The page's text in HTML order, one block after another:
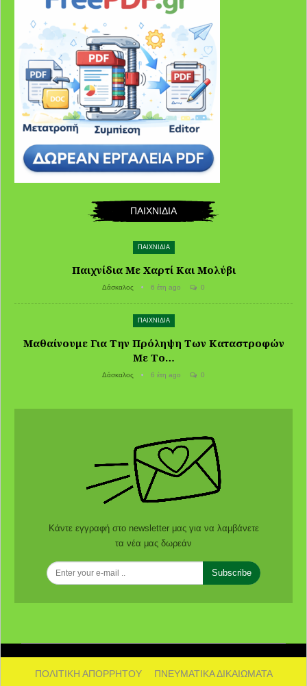
ΠΑΙΧΝΙΔΙΑ
ΠΑΙΧΝΙΔΙΑ
Παιχνίδια Με Χαρτί Και Μολύβι
Δάσκαλος 6 έτη ago 0
ΠΑΙΧΝΙΔΙΑ
Μαθαίνουμε Για Την Πρόληψη Των Καταστροφών
Με Το…
Δάσκαλος 6 έτη ago 0
Κάντε εγγραφή στο newsletter μας για να λαμβάνετε
τα νέα μας δωρεάν
Subscribe
ΠΟΛΙΤΙΚΗ ΑΠΟΡΡΗΤΟΥ ΠΝΕΥΜΑΤΙΚΑ ΔΙΚΑΙΩΜΑΤΑ